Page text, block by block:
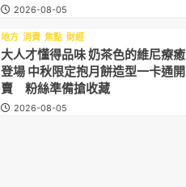
2026-08-05
地方 消費 焦點 財經
大人才懂得品味 奶茶色的維尼療癒
登場 中秋限定抱月餅造型一卡通開
賣 粉絲準備搶收藏
2026-08-05